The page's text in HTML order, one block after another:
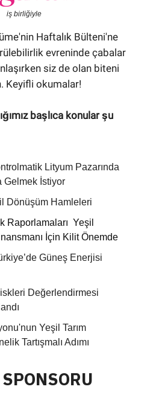
iş birliğiyle
Haftalık Bülteni'ne
evreninde çabalar
siz de olan biteni
Keyifli okumalar!
başlıca konular şu
Lityum Pazarında
Gelmek İstiyor
Dönüşüm Hamleleri
Raporlamaları Yeşil
İçin Kilit Önemde
Güneş Enerjisi
Değerlendirmesi
Yeşil Tarım
Tartışmalı Adımı